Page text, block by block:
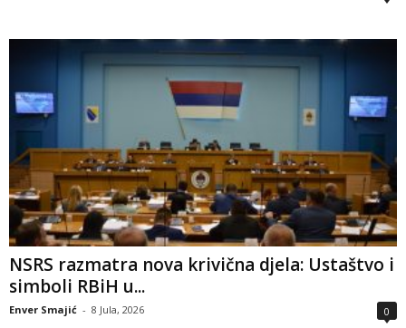
NSRS razmatra nova krivična djela: Ustaštvo i
simboli RBiH u...
Enver Smajić - 8 Jula, 2026 0